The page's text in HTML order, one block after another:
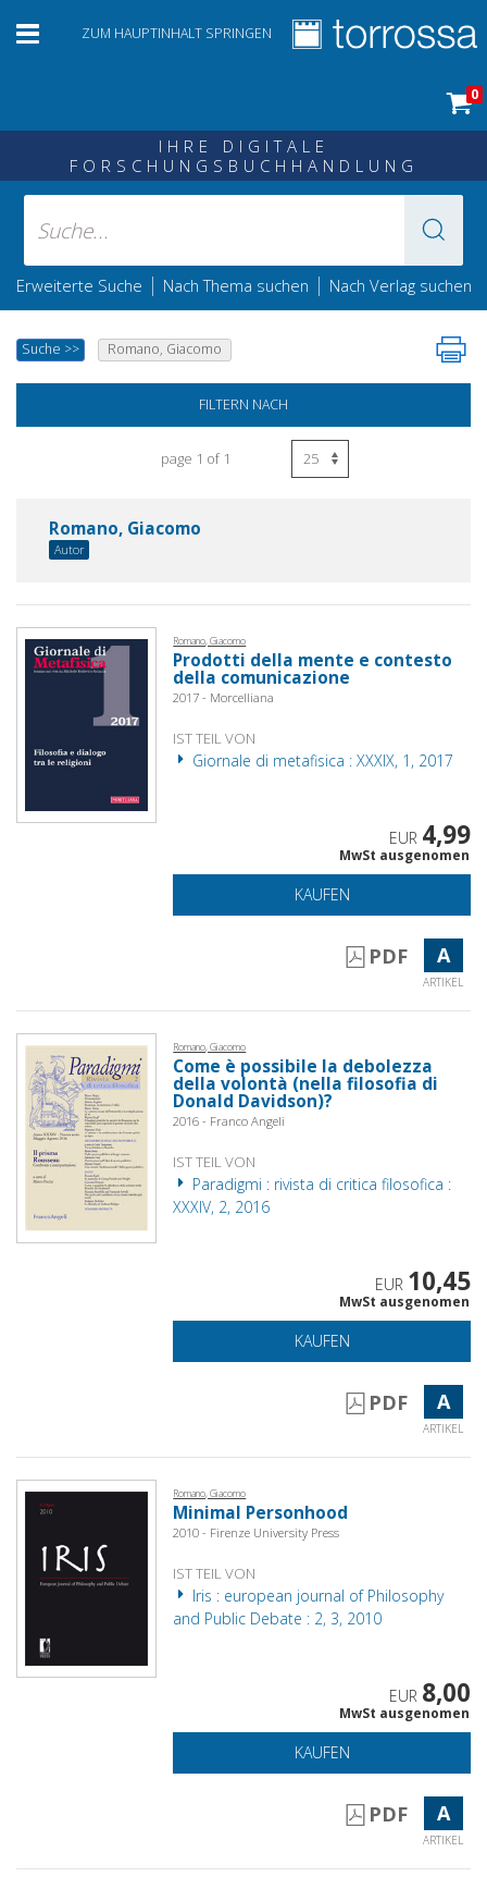
ZUM HAUPTINHALT SPRINGEN
0
IHRE DIGITALE
FORSCHUNGSBUCHHANDLUNG
Erweiterte Suche | Nach Thema suchen | Nach Verlag suchen
Suche >> Romano, Giacomo
FILTERN NACH
page 1 of 1
Romano, Giacomo
Autor
Romano, Giacomo
Prodotti della mente e contesto
della comunicazione
2017 - Morcelliana
IST TEIL VON
Giornale di metafisica : XXXIX, 1, 2017
EUR 4,99
MwSt ausgenomen
KAUFEN
PDF A
ARTIKEL
Romano, Giacomo
Come è possibile la debolezza
della volontà (nella filosofia di
Donald Davidson)?
2016 - Franco Angeli
IST TEIL VON
Paradigmi : rivista di critica filosofica :
XXXIV, 2, 2016
EUR 10,45
MwSt ausgenomen
KAUFEN
PDF A
ARTIKEL
Romano, Giacomo
Minimal Personhood
2010 - Firenze University Press
IST TEIL VON
Iris : european journal of Philosophy
and Public Debate : 2, 3, 2010
EUR 8,00
MwSt ausgenomen
KAUFEN
PDF A
ARTIKEL